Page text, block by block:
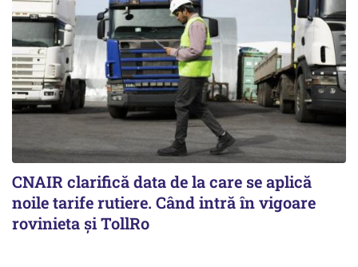
CNAIR clarifică data de la care se aplică
noile tarife rutiere. Când intră în vigoare
rovinieta și TollRo